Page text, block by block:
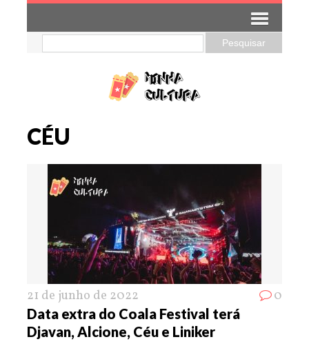
CÉU
21 de junho de 2022 0
Data extra do Coala Festival terá
Djavan, Alcione, Céu e Liniker